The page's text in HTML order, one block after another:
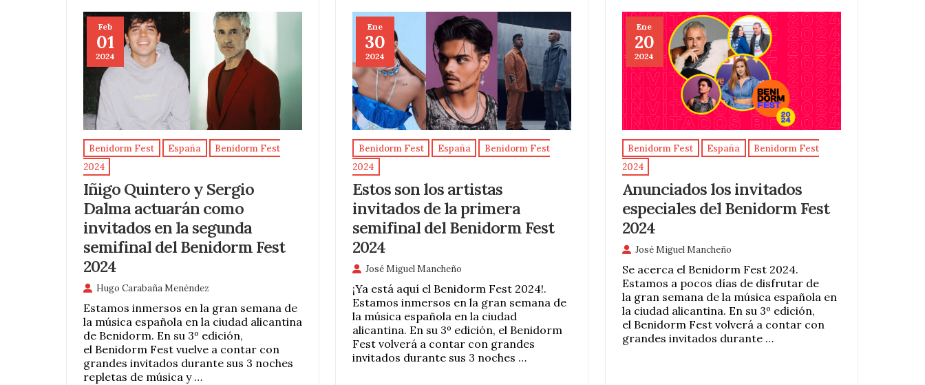
Feb
01
2024
Benidorm Fest España
Benidorm Fest
2024
Iñigo Quintero y Sergio
Dalma actuarán como
invitados en la segunda
semifinal del Benidorm Fest
2024
Hugo Carabaña Menéndez
Estamos inmersos en la gran semana de
la música española en la ciudad alicantina
de Benidorm. En su 3º edición,
el Benidorm Fest vuelve a contar con
grandes invitados durante sus 3 noches
repletas de música y …
Ene
30
2024
Benidorm Fest España
Benidorm Fest
2024
Estos son los artistas
invitados de la primera
semifinal del Benidorm Fest
2024
José Miguel Mancheño
¡Ya está aquí el Benidorm Fest 2024!.
Estamos inmersos en la gran semana de
la música española en la ciudad
alicantina. En su 3º edición, el Benidorm
Fest volverá a contar con grandes
invitados durante sus 3 noches …
Ene
20
2024
Benidorm Fest España
Benidorm Fest
2024
Anunciados los invitados
especiales del Benidorm Fest
2024
José Miguel Mancheño
Se acerca el Benidorm Fest 2024.
Estamos a pocos días de disfrutar de
la gran semana de la música española en
la ciudad alicantina. En su 3º edición,
el Benidorm Fest volverá a contar con
grandes invitados durante …